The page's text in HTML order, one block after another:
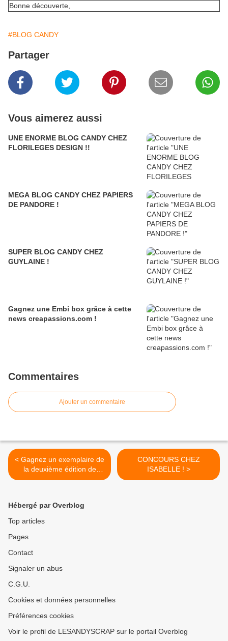
Bonne découverte,
#BLOG CANDY
Partager
Vous aimerez aussi
UNE ENORME BLOG CANDY CHEZ
FLORILEGES DESIGN !!
MEGA BLOG CANDY CHEZ PAPIERS
DE PANDORE !
SUPER BLOG CANDY CHEZ
GUYLAINE !
Gagnez une Embi box grâce à cette
news creapassions.com !
Commentaires
Ajouter un commentaire
< Gagnez un exemplaire de
la deuxième édition de
"Grigris en pâte polymère" !
CONCOURS CHEZ
ISABELLE ! >
Hébergé par Overblog
Top articles
Pages
Contact
Signaler un abus
C.G.U.
Cookies et données personnelles
Préférences cookies
Voir le profil de LESANDYSCRAP sur le portail Overblog